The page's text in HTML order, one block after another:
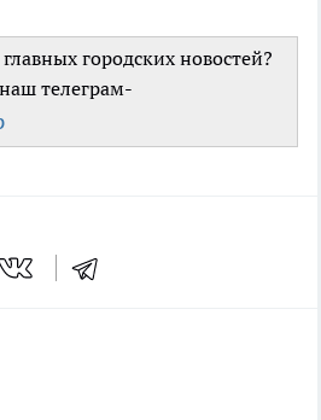
городских новостей?
телеграм-